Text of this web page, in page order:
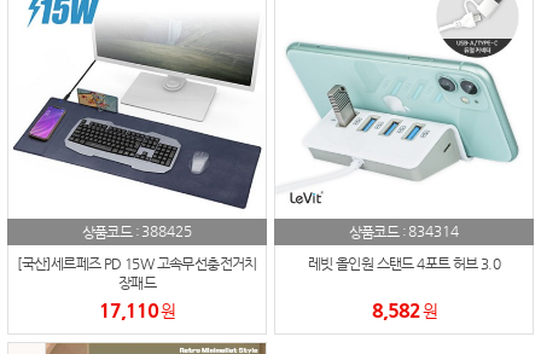
상품코드 : 388425
[국산]세르페즈 PD 15W 고속무선충전거치
장패드
17,110원
상품코드 :834314
레빗 올인원 스탠드 4포트 허브 3.0
8,582원